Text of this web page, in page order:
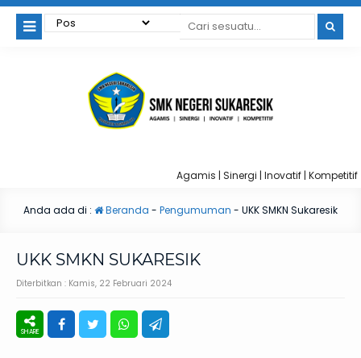
Agamis | Sinergi | Inovatif | Kompetitif
Anda ada di : Beranda - Pengumuman - UKK SMKN Sukaresik
UKK SMKN SUKARESIK
Diterbitkan : Kamis, 22 Februari 2024